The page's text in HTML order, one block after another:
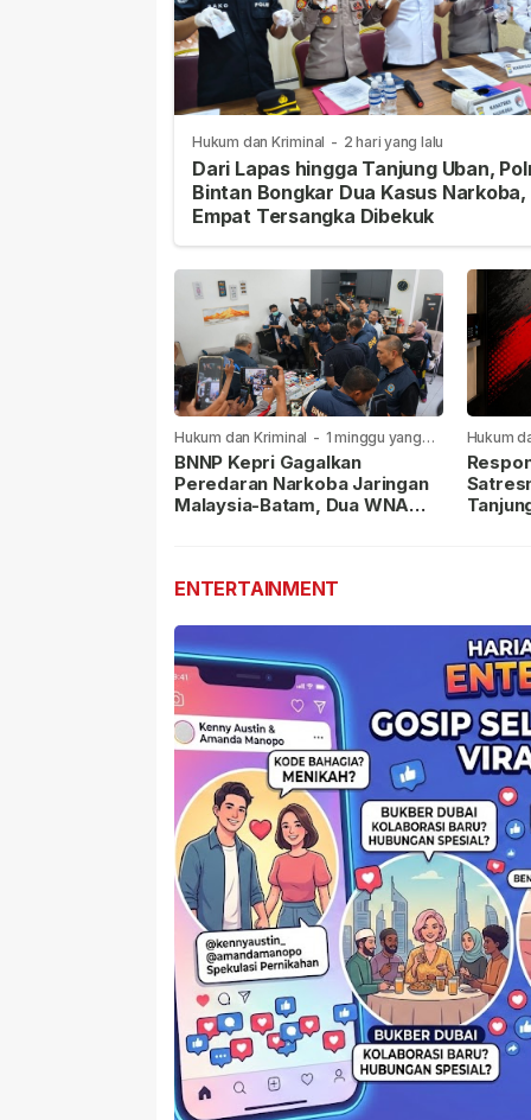
Hukum dan Kriminal - 2 hari yang lalu
Dari Lapas hingga Tanjung Uban,
Bintan Bongkar Dua Kasus Narkoba,
Empat Tersangka Dibekuk
Hukum dan Kriminal - 1 minggu yang
lalu
BNNP Kepri Gagalkan
Peredaran Narkoba Jaringan
Malaysia-Batam, Dua WNA
Hukum
lalu
ENTERTAINMENT